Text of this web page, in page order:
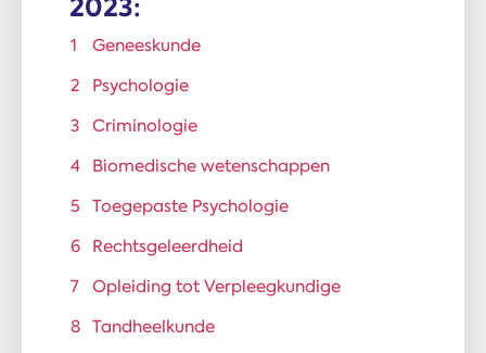
Geneeskunde
Psychologie
Criminologie
Biomedische wetenschappen
Toegepaste Psychologie
Rechtsgeleerdheid
Opleiding tot Verpleegkundige
Tandheelkunde